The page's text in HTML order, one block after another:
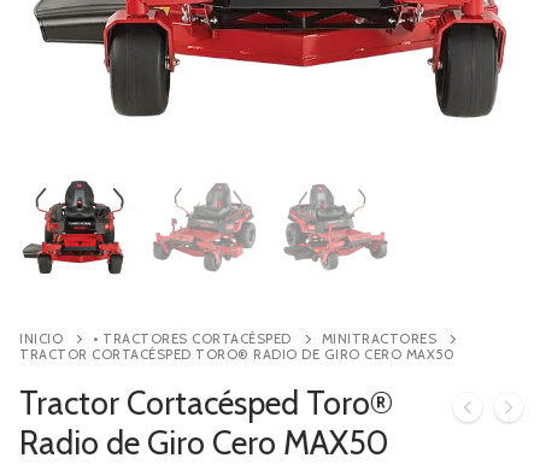
Contacto
INICIO • TRACTORES CORTACÉSPED
MINITRACTORES
TRACTOR CORTACÉSPED TORO® RADIO DE GIRO CERO MAX50
Tractor Cortacésped Toro®
Radio de Giro Cero MAX50